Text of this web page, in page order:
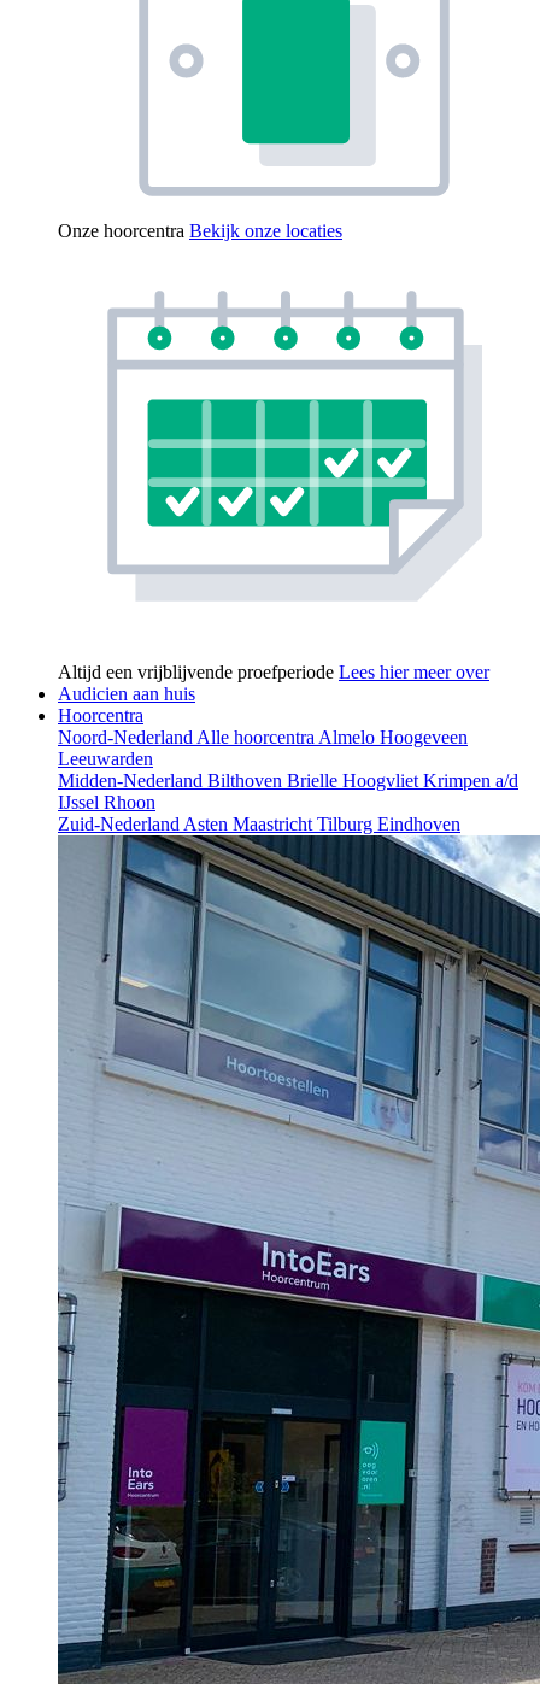
Onze hoorcentra Bekijk onze locaties
Altijd een vrijblijvende proefperiode Lees hier meer over
Audicien aan huis
Hoorcentra
Noord-Nederland Alle hoorcentra Almelo Hoogeveen
Leeuwarden
Midden-Nederland Bilthoven Brielle Hoogvliet Krimpen a/d
IJssel Rhoon
Zuid-Nederland Asten Maastricht Tilburg Eindhoven